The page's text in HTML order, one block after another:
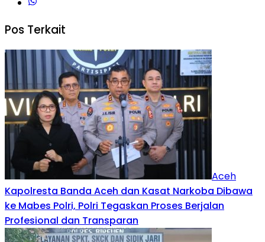
Pos Terkait
Aceh
Kapolresta Banda Aceh dan Kasat Narkoba Dibawa
ke Mabes Polri, Polri Tegaskan Proses Berjalan
Profesional dan Transparan